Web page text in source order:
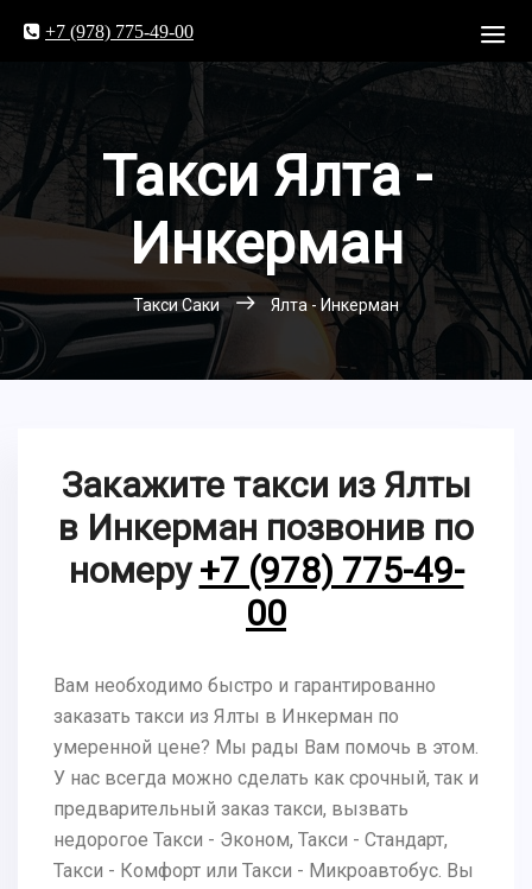
+7 (978) 775-49-00
Такси Ялта -
Инкерман
Такси Саки Ялта - Инкерман
Закажите такси из Ялты
в Инкерман позвонив по
номеру +7 (978) 775-49-
00
Вам необходимо быстро и гарантированно
заказать такси из Ялты в Инкерман по
умеренной цене? Мы рады Вам помочь в этом.
У нас всегда можно сделать как срочный, так и
предварительный заказ такси, вызвать
недорогое Такси - Эконом, Такси - Стандарт,
Такси - Комфорт или Такси - Микроавтобус. Вы